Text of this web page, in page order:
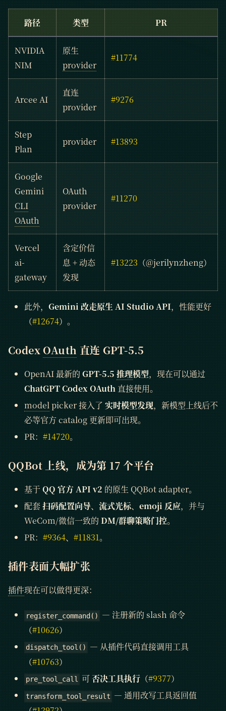
路径 类型 PR
NVIDIA
NIM
原生
provider
#11774
Arcee AI
直连
provider
#9276
Step
Plan
provider #13893
Google
Gemini
CLI
OAuth
OAuth
provider
#11270
Vercel
ai-
gateway
含定价信
息 + 动态
发现
#13223 （@jerilynzheng）
此外， Gemini 改走原生 AI Studio API，性能更好
（#12674）。
Codex OAuth 直连 GPT-5.5
OpenAI 最新的 GPT-5.5 推理模型，现在可以通过
ChatGPT Codex OAuth 直接使用。
modelpicker 接入了 实时模型发现，新模型上线后不
必等官方 catalog 更新即可出现。
PR： #14720。
QQBot 上线，成为第 17 个平台
基于QQ 官方 API v2 的原生 QQBot adapter。
配套扫码配置向导、 流式光标、 emoji 反应，并与
WeCom/微信一致的 DM/群聊策略门控。
PR： #9364、 #11831。
插件表面大幅扩张
插件现在可以做得更深：
register_command()
— 注册新的 slash 命令
（#10626）
dispatch_tool()
— 从插件代码直接调用工具
（#10763）
pre_tool_call 可否决工具执行 （#9377）
transform_tool_result — 通用改写工具返回值